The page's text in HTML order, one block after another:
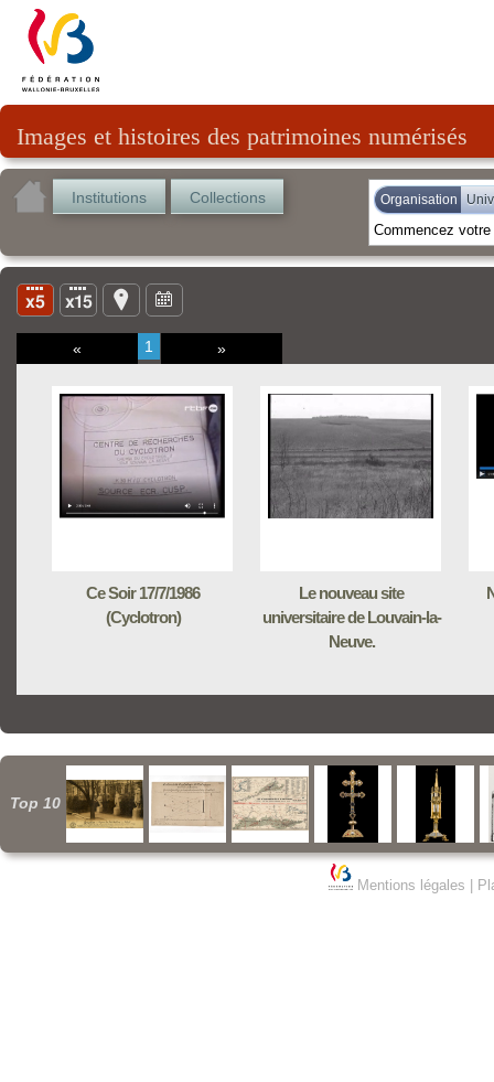
Images et histoires des patrimoines numérisés
Institutions Collections Organisation
« 1 »
Ce Soir 17/7/1986
(Cyclotron)
Le nouveau site
universitaire de Louvain-la-
Neuve.
Top 10
Mentions légales